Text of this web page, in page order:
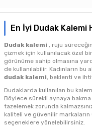
En İyi Dudak Kalemi
Dudak kalemi , ruju
çizmek için kullanılacak özel
görünüme sahip olmasına
de kullanılabilir. Kadınların
dudak kalemi, beklenti ve
Dudaklarda kullanılan bu
Böylece sürekli aynaya bakma
tazelemek zorunda
kaliteli ve güvenilir
seçeneklere yönelebilirsiniz.